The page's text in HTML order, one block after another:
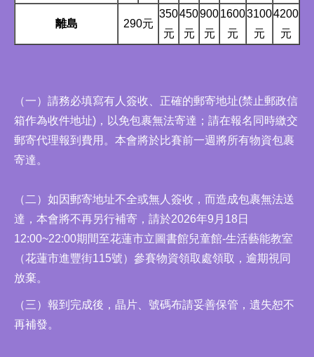
離島 290元
350
元
450
元
900
元
1600
元
3100
元
4200
元
（一）請務必填寫有人簽收、正確的郵寄地址(禁止郵政信
箱作為收件地址)，以免包裹無法寄達；請在報名同時繳交
郵寄代理報到費用。本會將於比賽前一週將所有物資包裹
寄達。
（二）如因郵寄地址不全或無人簽收，而造成包裹無法送
達，本會將不再另行補寄，請於2026年9月18日
12:00~22:00期間至花蓮市立圖書館兒童館-生活藝能教室
（花蓮市進豐街115號）參賽物資領取處領取，逾期視同
放棄。
（三）報到完成後，晶片、號碼布請妥善保管，遺失恕不
再補發。